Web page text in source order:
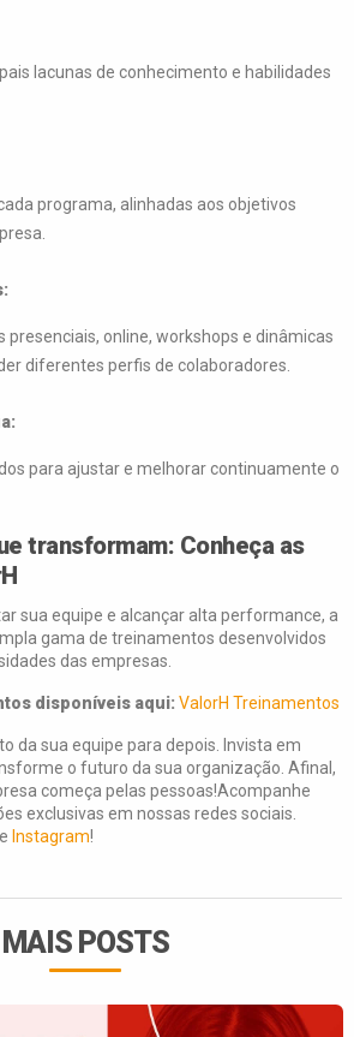
lacunas de conhecimento e habilidades
programa, alinhadas aos objetivos
online, workshops e dinâmicas
diferentes perfis de colaboradores.
para ajustar e melhorar continuamente o
transformam: Conheça as
sua equipe e alcançar alta performance, a
gama de treinamentos desenvolvidos
das empresas.
disponíveis aqui: ValorH Treinamentos
da sua equipe para depois. Invista em
o futuro da sua organização. Afinal,
começa pelas pessoas!Acompanhe
exclusivas em nossas redes sociais.
Instagram!
MAIS POSTS